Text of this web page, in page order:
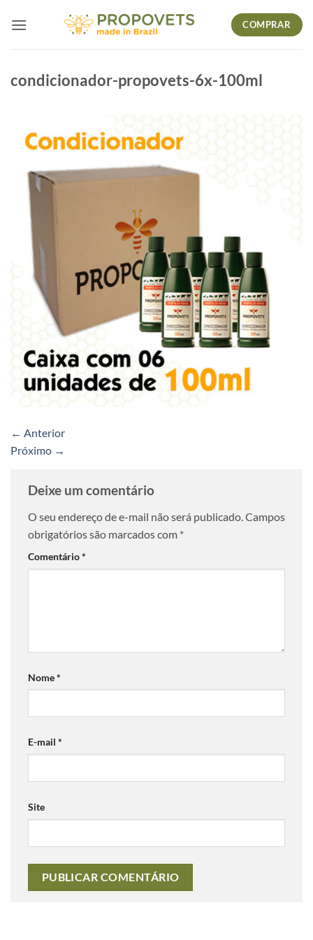
COMPRAR
condicionador-propovets-6x-100ml
← Anterior
Próximo →
Deixe um comentário
O seu endereço de e-mail não será publicado. Campos
obrigatórios são marcados com *
Comentário*
Nome*
E-mail *
Site